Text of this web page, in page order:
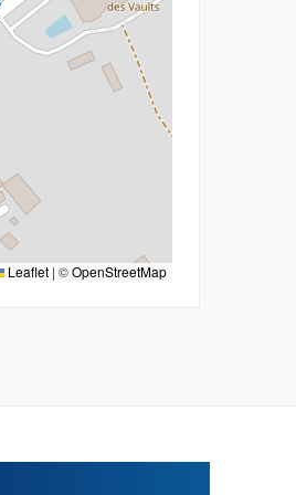
Leaflet | ©OpenStreetMap